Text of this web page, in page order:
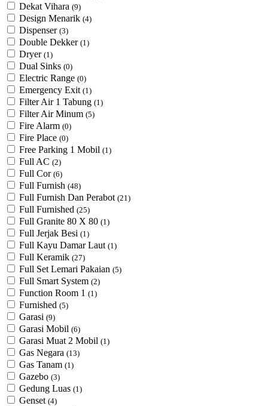
Dekat Vihara (9)
Design Menarik (4)
Dispenser (3)
Double Dekker (1)
Dryer (1)
Dual Sinks (0)
Electric Range (0)
Emergency Exit (1)
Filter Air 1 Tabung (1)
Filter Air Minum (5)
Fire Alarm (0)
Fire Place (0)
Free Parking 1 Mobil (1)
Full AC (2)
Full Cor (6)
Full Furnish (48)
Full Furnish Dan Perabot (21)
Full Furnished (25)
Full Granite 80 X 80 (1)
Full Jerjak Besi (1)
Full Kayu Damar Laut (1)
Full Keramik (27)
Full Set Lemari Pakaian (5)
Full Smart System (2)
Function Room 1 (1)
Furnished (5)
Garasi (9)
Garasi Mobil (6)
Garasi Muat 2 Mobil (1)
Gas Negara (13)
Gas Tanam (1)
Gazebo (3)
Gedung Luas (1)
Genset (4)